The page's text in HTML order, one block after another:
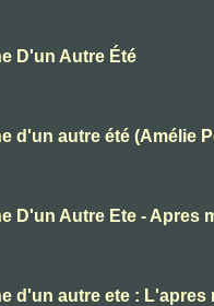
D'un Autre Été
d'un autre été (Amélie
D'un Autre Ete - Apres
d'un autre ete : L'apres